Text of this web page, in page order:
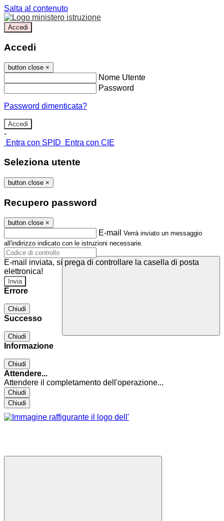
Salta al contenuto
Accedi
Accedi
button close ×
Nome Utente
Password
Password dimenticata?
-
Entra con SPID
Entra con CIE
Seleziona utente
button close ×
Recupero password
button close ×
E-mail Verrà inviato un messaggio
all'indirizzo indicato con le istruzioni necessarie.
E-mail inviata, si prega di controllare la casella di posta
elettronica!
Errore
Chiudi
Successo
Chiudi
Informazione
Chiudi
Attendere...
Attendere il completamento dell'operazione...
Chiudi
Chiudi